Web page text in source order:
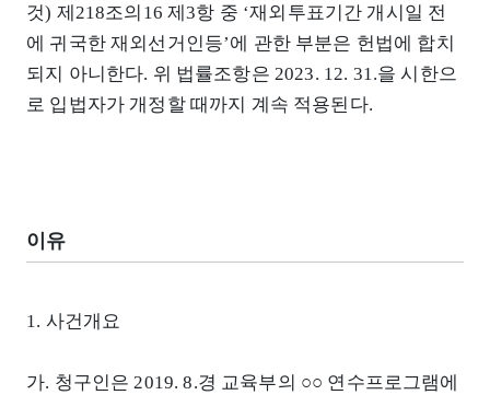
것) 제218조의16 제3항 중 ‘재외투표기간 개시일 전
에 귀국한 재외선거인등’에 관한 부분은 헌법에 합치
되지 아니한다. 위 법률조항은 2023. 12. 31.을 시한으
로 입법자가 개정할 때까지 계속 적용된다.
이유
1. 사건개요
가. 청구인은 2019. 8.경 교육부의 ○○ 연수프로그램에